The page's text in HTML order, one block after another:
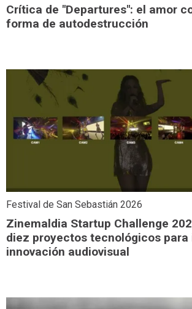
Crítica de "Departures": el amor
forma de autodestrucción
Festival de San Sebastián 2026
Zinemaldia Startup Challenge
diez proyectos tecnológicos para
innovación audiovisual